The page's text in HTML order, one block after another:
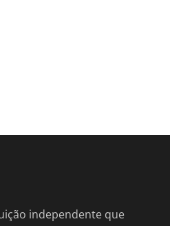
independente que